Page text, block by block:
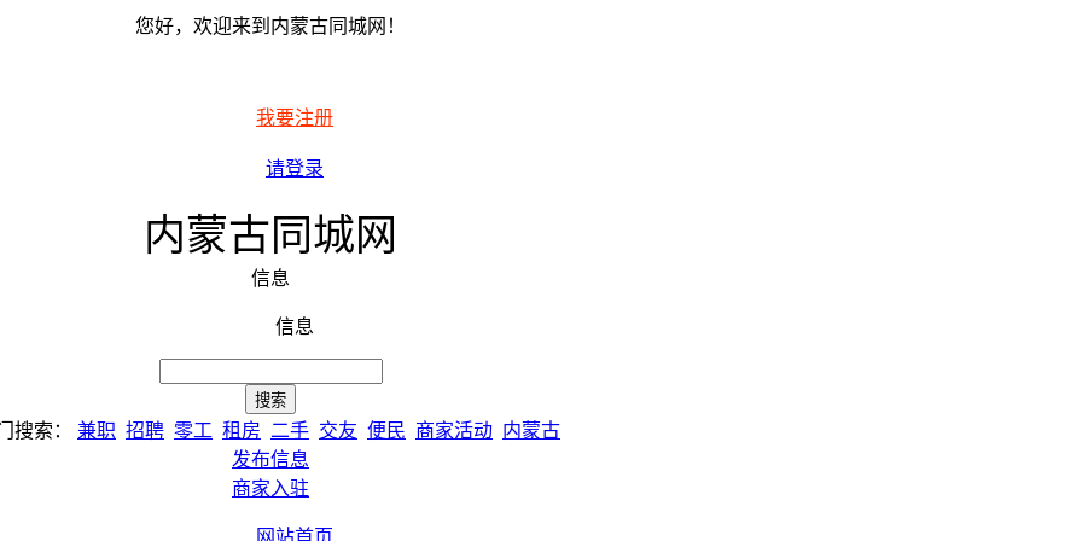
您好，欢迎来到内蒙古同城网！
我要注册
请登录
内蒙古同城网
信息
信息
搜索： 兼职 招聘 零工 租房 二手 交友 便民 商家活动 内蒙古
发布信息
商家入驻
网站首页